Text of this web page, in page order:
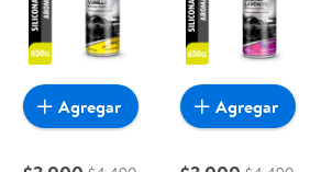
Agregar Agregar